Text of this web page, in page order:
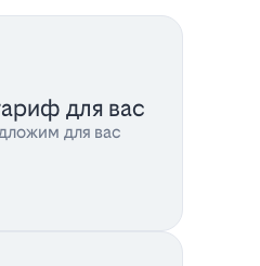
для вас
для вас